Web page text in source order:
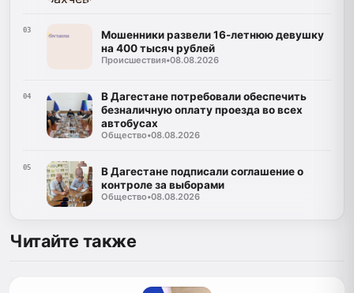
03
Мошенники развели 16-летнюю девушку
на 400 тысяч рублей
Происшествия•08.08.2026
04
В Дагестане потребовали обеспечить
безналичную оплату проезда во всех
автобусах
Общество•08.08.2026
05
В Дагестане подписали соглашение о
контроле за выборами
Общество•08.08.2026
Читайте также